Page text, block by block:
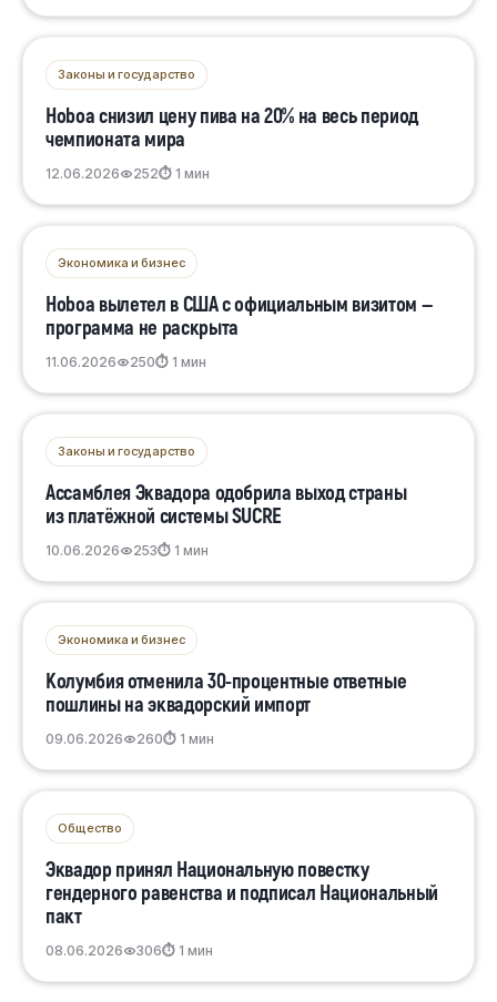
Законы и государство
Ноboa снизил цену пива на 20% на весь период
чемпионата мира
12.06.2026 252⏱ 1 мин
Экономика и бизнес
Ноboa вылетел в США с официальным визитом —
программа не раскрыта
11.06.2026 250⏱ 1 мин
Законы и государство
Ассамблея Эквадора одобрила выход страны
из платёжной системы SUCRE
10.06.2026 253⏱ 1 мин
Экономика и бизнес
Колумбия отменила 30-процентные ответные
пошлины на эквадорский импорт
09.06.2026 260⏱ 1 мин
Общество
Эквадор принял Национальную повестку
гендерного равенства и подписал Национальный
пакт
08.06.2026 306⏱ 1 мин